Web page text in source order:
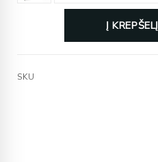
Į KREPŠELĮ
SKU